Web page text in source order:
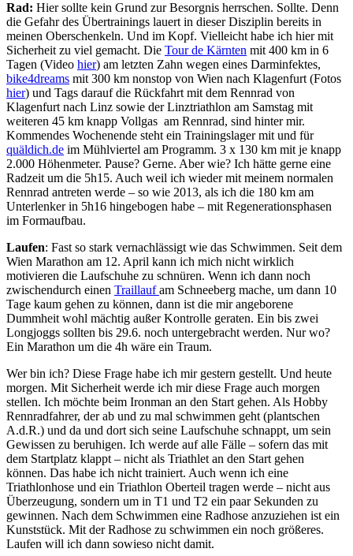
Rad: Hier sollte kein Grund zur Besorgnis herrschen. Sollte. Denn
die Gefahr des Übertrainings lauert in dieser Disziplin bereits in
meinen Oberschenkeln. Und im Kopf. Vielleicht habe ich hier mit
Sicherheit zu viel gemacht. Die Tour de Kärnten mit 400 km in 6
Tagen (Video hier) am letzten Zahn wegen eines Darminfektes,
bike4dreams mit 300 km nonstop von Wien nach Klagenfurt (Fotos
hier) und Tags darauf die Rückfahrt mit dem Rennrad von
Klagenfurt nach Linz sowie der Linztriathlon am Samstag mit
weiteren 45 km knapp Vollgas am Rennrad, sind hinter mir.
Kommendes Wochenende steht ein Trainingslager mit und für
quäldich.de im Mühlviertel am Programm. 3 x 130 km mit je knapp
2.000 Höhenmeter. Pause? Gerne. Aber wie? Ich hätte gerne eine
Radzeit um die 5h15. Auch weil ich wieder mit meinem normalen
Rennrad antreten werde – so wie 2013, als ich die 180 km am
Unterlenker in 5h16 hingebogen habe – mit Regenerationsphasen
im Formaufbau.
Laufen: Fast so stark vernachlässigt wie das Schwimmen. Seit dem
Wien Marathon am 12. April kann ich mich nicht wirklich
motivieren die Laufschuhe zu schnüren. Wenn ich dann noch
zwischendurch einen Traillaufam Schneeberg mache, um dann 10
Tage kaum gehen zu können, dann ist die mir angeborene
Dummheit wohl mächtig außer Kontrolle geraten. Ein bis zwei
Longjoggs sollten bis 29.6. noch untergebracht werden. Nur wo?
Ein Marathon um die 4h wäre ein Traum.
Wer bin ich? Diese Frage habe ich mir gestern gestellt. Und heute
morgen. Mit Sicherheit werde ich mir diese Frage auch morgen
stellen. Ich möchte beim Ironman an den Start gehen. Als Hobby
Rennradfahrer, der ab und zu mal schwimmen geht (plantschen
A.d.R.) und da und dort sich seine Laufschuhe schnappt, um sein
Gewissen zu beruhigen. Ich werde auf alle Fälle – sofern das mit
dem Startplatz klappt – nicht als Triathlet an den Start gehen
können. Das habe ich nicht trainiert. Auch wenn ich eine
Triathlonhose und ein Triathlon Oberteil tragen werde – nicht aus
Überzeugung, sondern um in T1 und T2 ein paar Sekunden zu
gewinnen. Nach dem Schwimmen eine Radhose anzuziehen ist ein
Kunststück. Mit der Radhose zu schwimmen ein noch größeres.
Laufen will ich dann sowieso nicht damit.